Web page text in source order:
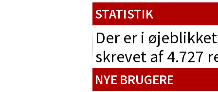
STATISTIK
Der er i
skrevet af 4.727
NYE BRUGERE